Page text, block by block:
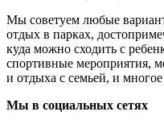
Мы советуем любые
отдых в парках,
куда можно сходить с
спортивные мероприятия,
и отдыха с семьей, и многое
Мы в социальных сетях